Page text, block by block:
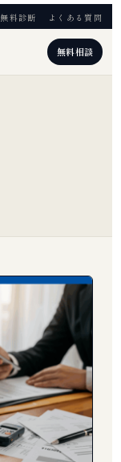
無料診断 よくある質問
無料相談